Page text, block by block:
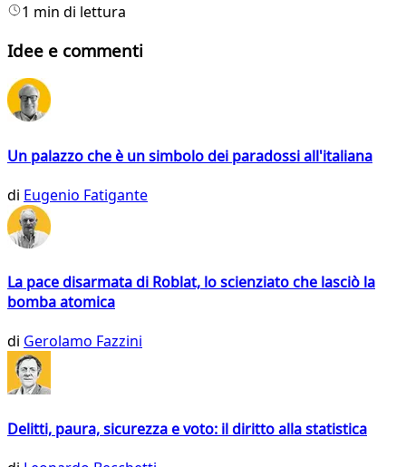
1 min di lettura
Idee e commenti
Un palazzo che è un simbolo dei paradossi all'italiana
di Eugenio Fatigante
La pace disarmata di Roblat, lo scienziato che lasciò la
bomba atomica
di Gerolamo Fazzini
Delitti, paura, sicurezza e voto: il diritto alla statistica